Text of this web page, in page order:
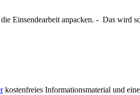
Einsendearbeit anpacken. - Das wird
kostenfreies Informationsmaterial und